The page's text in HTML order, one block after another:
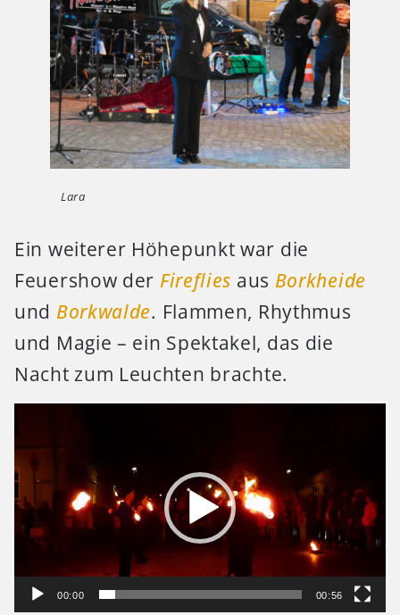
Lara
Ein weiterer Höhepunkt war die
Feuershow der Fireflies aus Borkheide
und Borkwalde. Flammen, Rhythmus
und Magie – ein Spektakel, das die
Nacht zum Leuchten brachte.
Player
00:00 00:56